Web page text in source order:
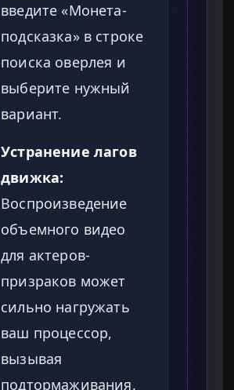
введите «Монета-
подсказка» в строке
поиска оверлея и
выберите нужный
вариант.
Устранение лагов
движка:
Воспроизведение
объемного видео
для актеров-
призраков может
сильно нагружать
ваш процессор,
вызывая
подтормаживания.